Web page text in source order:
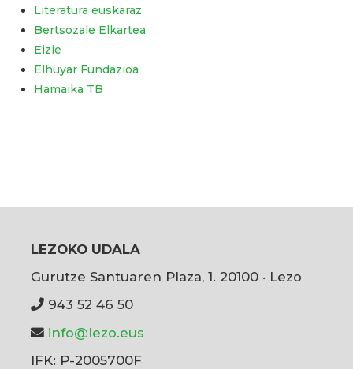
Literatura euskaraz
Bertsozale Elkartea
Eizie
Elhuyar Fundazioa
Hamaika TB
LEZOKO UDALA
Gurutze Santuaren Plaza, 1. 20100 · Lezo
943 52 46 50
info@lezo.eus
IFK: P-2005700F